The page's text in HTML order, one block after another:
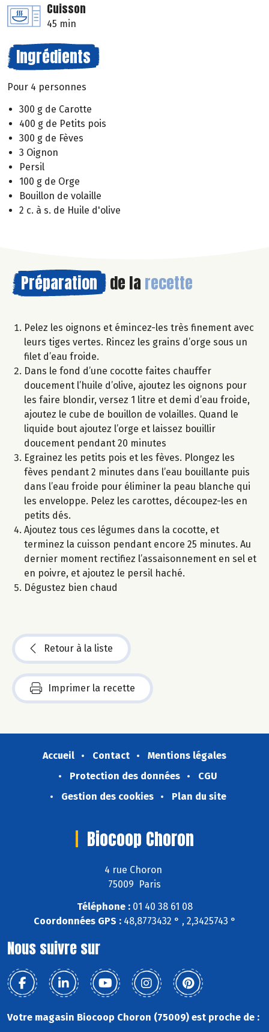
Cuisson
45 min
Ingrédients
Pour 4 personnes
300 g de Carotte
400 g de Petits pois
300 g de Fèves
3 Oignon
Persil
100 g de Orge
Bouillon de volaille
2 c. à s. de Huile d'olive
Préparation de la recette
Pelez les oignons et émincez-les très finement avec
leurs tiges vertes. Rincez les grains d’orge sous un
filet d’eau froide.
Dans le fond d’une cocotte faites chauffer
doucement l’huile d’olive, ajoutez les oignons pour
les faire blondir, versez 1 litre et demi d’eau froide,
ajoutez le cube de bouillon de volailles. Quand le
liquide bout ajoutez l’orge et laissez bouillir
doucement pendant 20 minutes
Egrainez les petits pois et les fèves. Plongez les
fèves pendant 2 minutes dans l’eau bouillante puis
dans l’eau froide pour éliminer la peau blanche qui
les enveloppe. Pelez les carottes, découpez-les en
petits dés.
Ajoutez tous ces légumes dans la cocotte, et
terminez la cuisson pendant encore 25 minutes. Au
dernier moment rectifiez l’assaisonnement en sel et
en poivre, et ajoutez le persil haché.
Dégustez bien chaud
Retour à la liste
Imprimer la recette
Accueil Contact
Mentions légales
Protection des données
CGU
Gestion des cookies
Plan du site
Biocoop Choron
4 rue Choron
75009 Paris
Téléphone :01 40 38 61 08
Coordonnées GPS :48,8773432 ° , 2,3425743 °
Nous suivre sur
Votre magasin Biocoop Choron (75009) est proche de :